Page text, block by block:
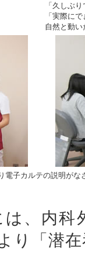
「久しぶ
「実際に
自然と動
子カルテの説明がな
、内科
り「潜